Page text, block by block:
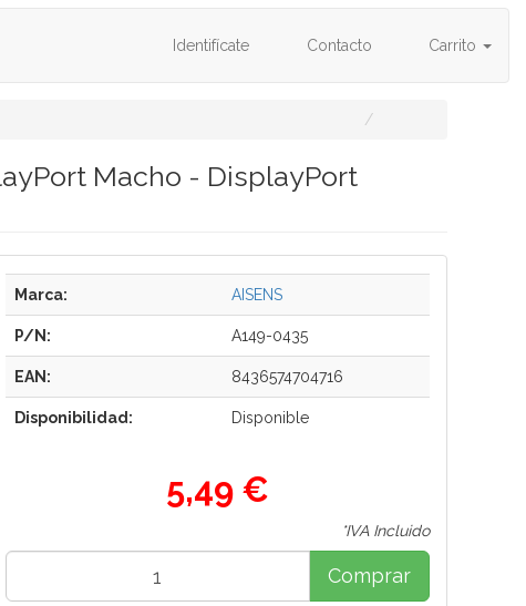
Identifícate Contacto Carrito
Macho - DisplayPort
Marca: AISENS
P/N: A149-0435
EAN: 8436574704716
Disponibilidad: Disponible
5,49 €
*IVA Incluido
Comprar